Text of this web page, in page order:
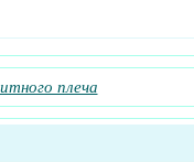
плеча